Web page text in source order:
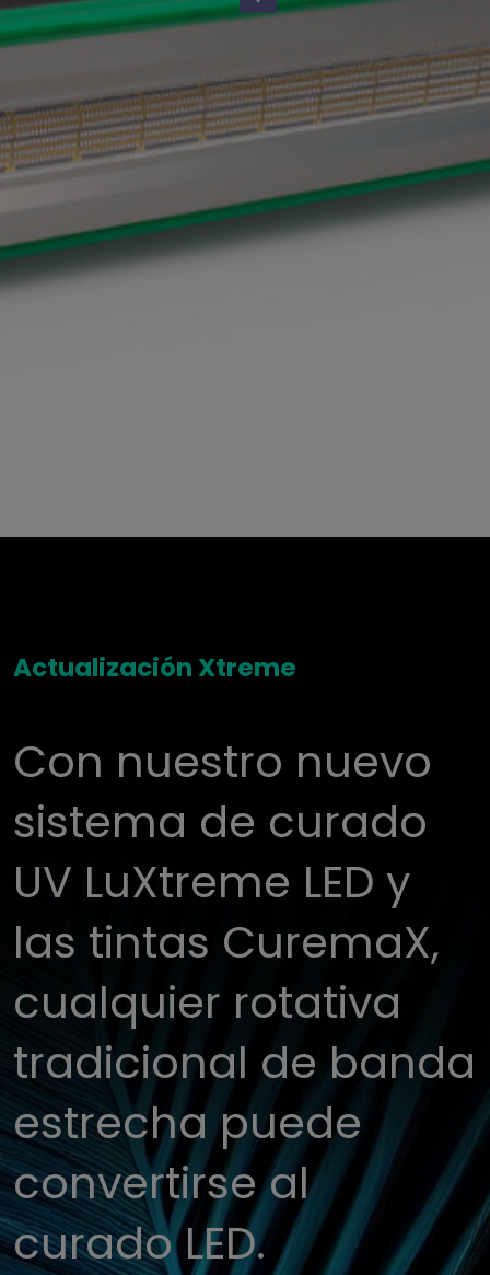
Actualización Xtreme
Con nuestro nuevo
sistema de curado
UV LuXtreme LED y
las tintas CuremaX,
cualquier rotativa
tradicional de banda
estrecha puede
convertirse al
curado LED.